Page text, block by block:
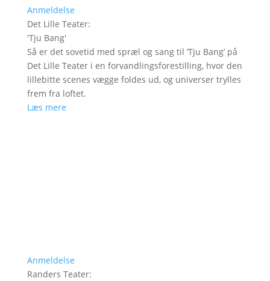
Anmeldelse
Det Lille Teater:
'Tju Bang'
Så er det sovetid med spræl og sang til ’Tju Bang’ på
Det Lille Teater i en forvandlingsforestilling, hvor den
lillebitte scenes vægge foldes ud, og universer trylles
frem fra loftet.
Læs mere
Anmeldelse
Randers Teater: